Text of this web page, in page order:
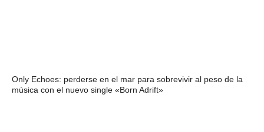
Only Echoes: perderse en el mar para sobrevivir al peso de la
música con el nuevo single «Born Adrift»